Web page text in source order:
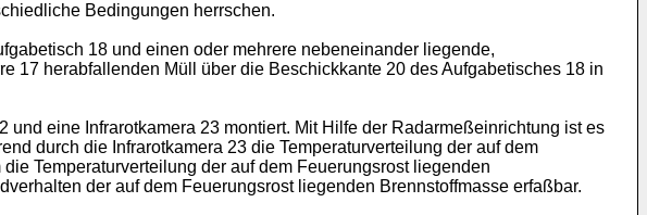
Bedingungen herrschen.
18 und einen oder mehrere nebeneinander liegende,
17 herabfallenden Müll über die Beschickkante 20 des Aufgabetisches 18 in
eine Infrarotkamera 23 montiert. Mit Hilfe der Radarmeßeinrichtung ist es
durch die Infrarotkamera 23 die Temperaturverteilung der auf dem
Temperaturverteilung der auf dem Feuerungsrost liegenden
der auf dem Feuerungsrost liegenden Brennstoffmasse erfaßbar.